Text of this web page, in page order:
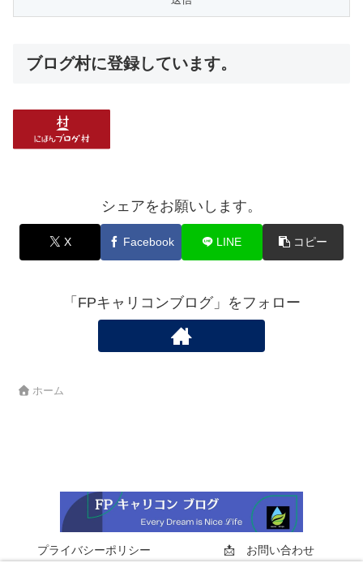
ブログ村に登録しています。
シェアをお願いします。
X Facebook LINE コピー
「FPキャリコンブログ」をフォロー
ホーム
プライバシーポリシー 📩 お問い合わせ